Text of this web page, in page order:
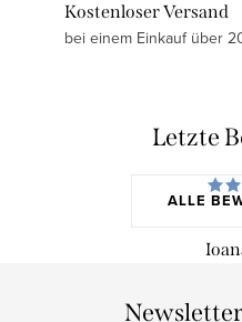
Kostenloser Versand
bei einem Einkauf über
Letzte
ALLE